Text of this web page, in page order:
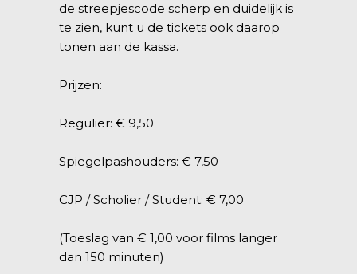
de streepjescode scherp en duidelijk is
te zien, kunt u de tickets ook daarop
tonen aan de kassa.
Prijzen:
Regulier: € 9,50
Spiegelpashouders: € 7,50
CJP / Scholier / Student: € 7,00
(Toeslag van € 1,00 voor films langer
dan 150 minuten)